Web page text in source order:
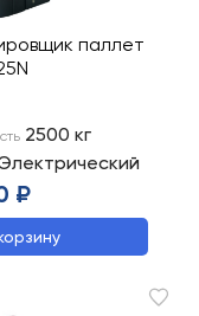
паллет
2500 кг
₽